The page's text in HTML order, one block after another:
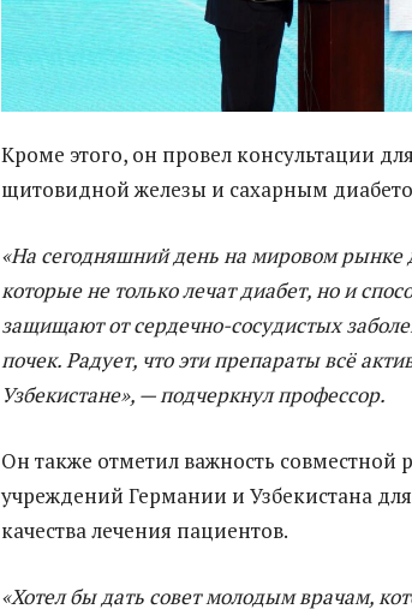
Кроме этого, он провел консультации
щитовидной железы и сахарным
«На сегодняшний день на мировом рынке
которые не только лечат диабет, но и
защищают от сердечно-сосудистых
почек. Радует, что эти препараты всё
Узбекистане», — подчеркнул профессор.
Он также отметил важность
учреждений Германии и Узбекистана
качества лечения пациентов.
«Хотел бы дать совет молодым врачам,